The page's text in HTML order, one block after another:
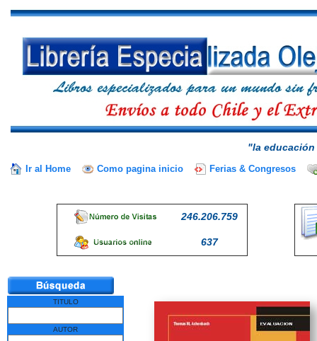
"la
Ir al Home Como pagina inicio Ferias & Congresos
246.206.759
637
TITULO
AUTOR